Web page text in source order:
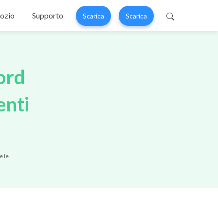
Supporto Scarica Scarica
le